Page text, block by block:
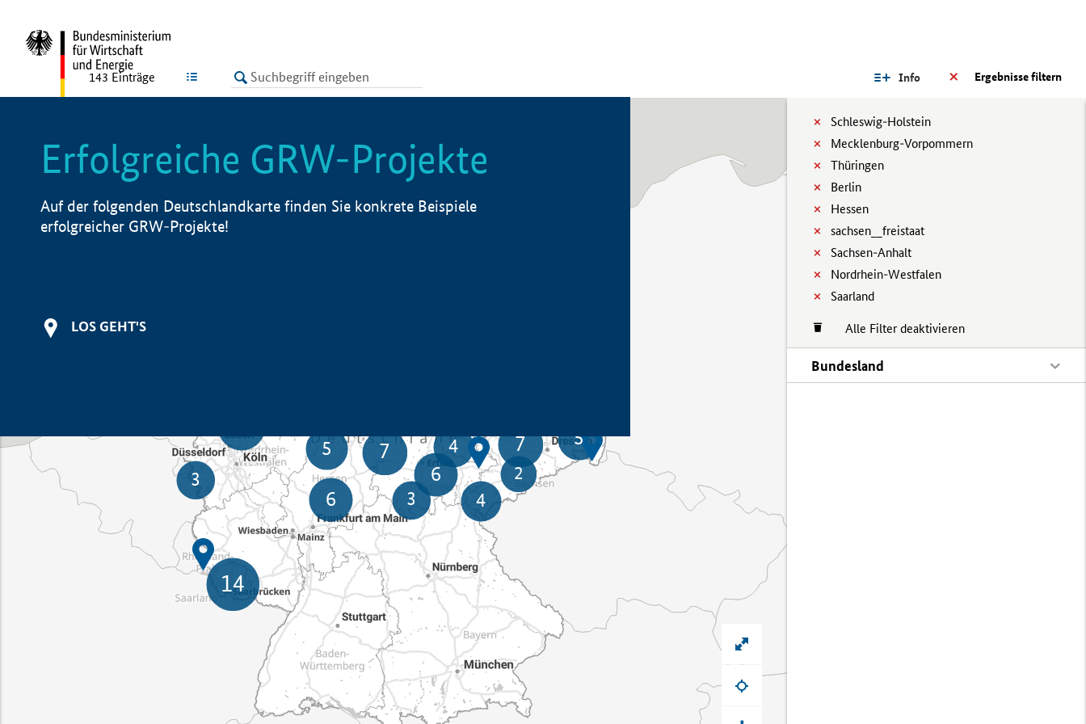
LISTE Ergebnisse filtern
Info
Schleswig-Holstein
Mecklenburg-Vorpommern
Thüringen
Berlin
Hessen
sachsen__freistaat
Sachsen-Anhalt
Nordrhein-Westfalen
Saarland
Alle Filter deaktivieren
Bundesland
143 Einträge
Erfolgreiche GRW-Projekte
Auf der folgenden Deutschlandkarte finden Sie konkrete Beispiele
erfolgreicher GRW-Projekte!
LOS GEHT'S